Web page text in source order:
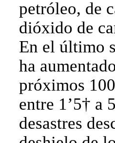
petróleo, de
dióxido de
En el último
ha
próximos
entre 1’5† a
desastres